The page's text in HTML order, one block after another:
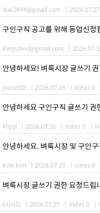
due2894@gmail.com | 2026.07.27
구인구직 공고를 위해 등업신청
kimjsdmd@gmail.com |
안녕하세요! 벼룩시장 글쓰기
jsworld2 | 2026.07.26 | Votes 0
안녕하세요 구인구직 글쓰기
khjsji | 2026.07.26 | Votes 0 |
안녕하세요. 벼룩시장 및 구인
Kyle kim | 2026.07.25 | Votes 0
벼룩시장 글쓰기 권한 요청드립
GUHTJ | 2026.07.25 | Votes 0 |